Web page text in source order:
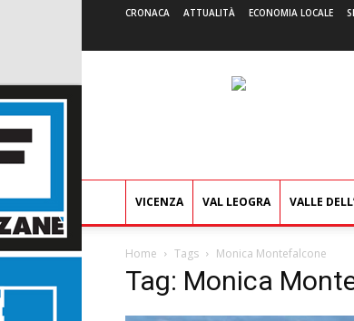
CRONACA ATTUALITÀ ECONOMIA LOCALE
VICENZA VAL LEOGRA VALLE
Home Tags Monica Montefalcone
Tag: Monica